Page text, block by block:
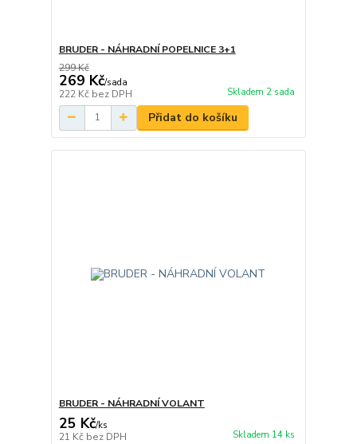
BRUDER - NÁHRADNÍ POPELNICE 3+1
299 Kč
269 Kč/sada
222 Kč bez DPH Skladem 2 sada
Přidat do košíku
BRUDER - NÁHRADNÍ VOLANT
25 Kč/ks
21 Kč bez DPH Skladem 14 ks